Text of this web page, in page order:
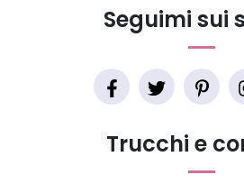
Trucchi e
Seguimi sui